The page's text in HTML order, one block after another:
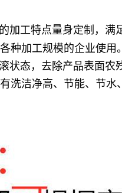
工特点量身定制，满
种加工规模的企业使用。
态，去除产品表面农
洗洁净高、节能、节水